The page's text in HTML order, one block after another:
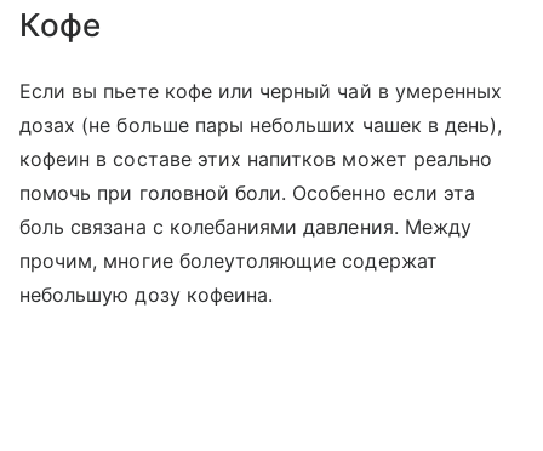
Кофе
Если вы пьете кофе или черный чай в умеренных
дозах (не больше пары небольших чашек в день),
кофеин в составе этих напитков может реально
помочь при головной боли. Особенно если эта
боль связана с колебаниями давления. Между
прочим, многие болеутоляющие содержат
небольшую дозу кофеина.